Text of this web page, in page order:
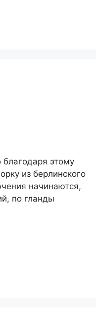
этому
из берлинского
начинаются,
по гланды